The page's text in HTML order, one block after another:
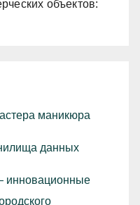
объектов:
маникюра
данных
инновационные